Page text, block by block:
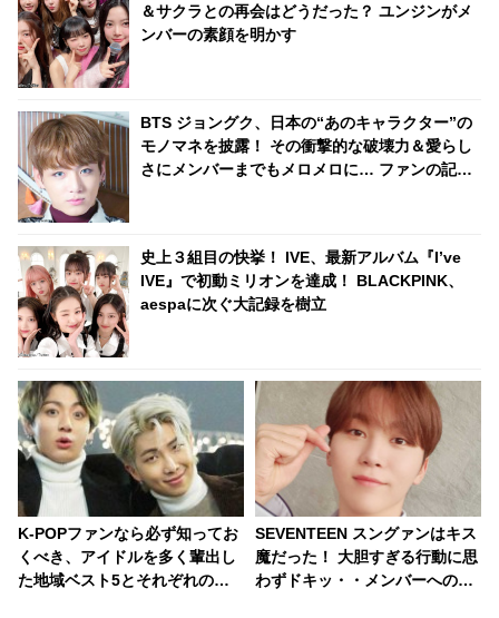
＆サクラとの再会はどうだった？ ユンジンがメ
ンバーの素顔を明かす
BTS ジョングク、日本の“あのキャラクター”の
モノマネを披露！ その衝撃的な破壊力＆愛らし
さにメンバーまでもメロメロに… ファンの記憶
史上３組目の快挙！ IVE、最新アルバム『I’ve
IVE』で初動ミリオンを達成！ BLACKPINK、
aespaに次ぐ大記録を樹立
K-POPファンなら必ず知ってお
くべき、アイドルを多く輩出し
た地域ベスト5とそれぞれの特
SEVENTEEN スングァンはキス
魔だった！ 大胆すぎる行動に思
わずドキッ・・メンバーへの愛